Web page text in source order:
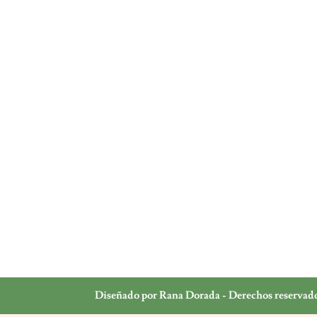
Diseñado por Rana Dorada - Derechos